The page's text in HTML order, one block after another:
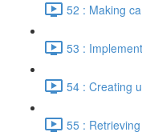
52 : Making
53 :
54 : Creating
55 :